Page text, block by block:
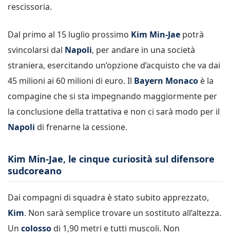
rescissoria.
Dal primo al 15 luglio prossimo Kim Min-Jae potrà
svincolarsi dal Napoli, per andare in una società
straniera, esercitando un’opzione d’acquisto che va dai
45 milioni ai 60 milioni di euro. Il Bayern Monaco è la
compagine che si sta impegnando maggiormente per
la conclusione della trattativa e non ci sarà modo per il
Napoli di frenarne la cessione.
Kim Min-Jae, le cinque curiosità sul difensore
sudcoreano
Dai compagni di squadra è stato subito apprezzato,
Kim. Non sarà semplice trovare un sostituto all’altezza.
Un colosso di 1,90 metri e tutti muscoli. Non